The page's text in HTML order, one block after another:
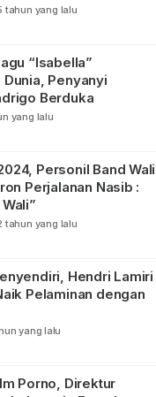
tahun yang lalu
“Isabella”
Penyanyi
Berduka
yang lalu
Personil Band Wali
Perjalanan Nasib :
tahun yang lalu
Hendri Lamiri
Pelaminan dengan
yang lalu
Porno, Direktur